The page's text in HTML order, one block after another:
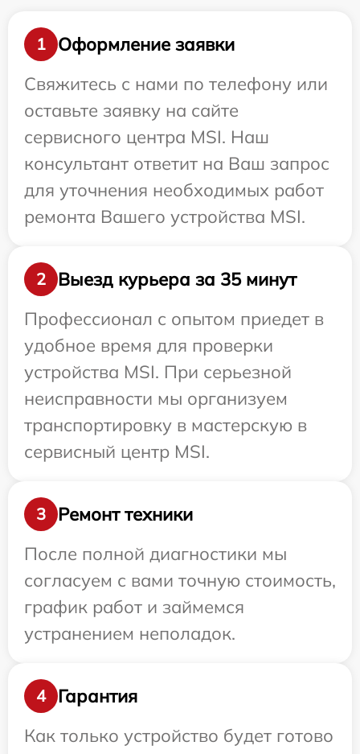
1
Оформление заявки
Свяжитесь с нами по телефону или
оставьте заявку на сайте
сервисного центра MSI. Наш
консультант ответит на Ваш запрос
для уточнения необходимых работ
ремонта Вашего устройства MSI.
2
Выезд курьера за 35 минут
Профессионал с опытом приедет в
удобное время для проверки
устройства MSI. При серьезной
неисправности мы организуем
транспортировку в мастерскую в
сервисный центр MSI.
3
Ремонт техники
После полной диагностики мы
согласуем с вами точную стоимость,
график работ и займемся
устранением неполадок.
4
Гарантия
Как только устройство будет готово